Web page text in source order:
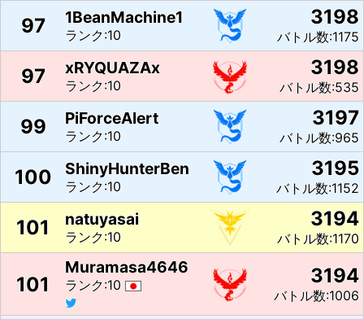
97 1BeanMachine1
ランク:10
3198
バトル数:1175
97 xRYQUAZAx
ランク:10
3198
バトル数:535
99 PiForceAlert
ランク:10
3197
バトル数:965
100 ShinyHunterBen
ランク:10
3195
バトル数:1152
101 natuyasai
ランク:10
3194
バトル数:1170
101
Muramasa4646
ランク:10 3194
バトル数:1006